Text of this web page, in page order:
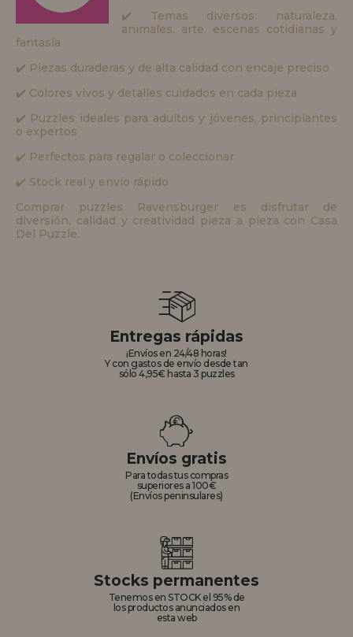
✔️ Temas diversos: naturaleza,
animales, arte, escenas cotidianas y
fantasía
✔️ Piezas duraderas y de alta calidad con encaje preciso
✔️ Colores vivos y detalles cuidados en cada pieza
✔️ Puzzles ideales para adultos y jóvenes, principiantes
o expertos
✔️ Perfectos para regalar o coleccionar
✔️ Stock real y envío rápido
Comprar puzzles Ravensburger es disfrutar de
diversión, calidad y creatividad pieza a pieza con Casa
Del Puzzle.
Entregas rápidas
¡Envíos en 24/48 horas!
Y con gastos de envío desde tan
sólo 4,95€ hasta 3 puzzles
Envíos gratis
Para todas tus compras
superiores a 100€
(Envíos peninsulares)
Stocks permanentes
Tenemos en STOCK el 95% de
los productos anunciados en
esta web